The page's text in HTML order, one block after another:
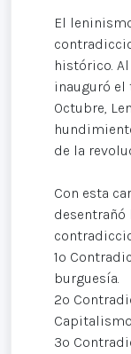
El
histórico.
inauguró el
Octubre,
de la
Con esta
desentrañó
1º
burguesía.
2º
3º